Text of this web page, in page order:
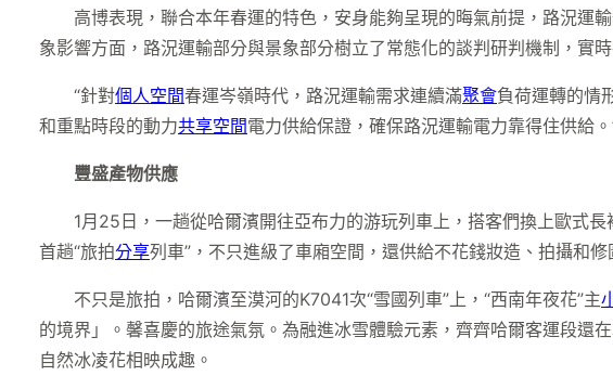
高博表現，聯合本年春運的特色，安身能夠呈現的晦氣前提，路況運
象影響方面，路況運輸部分與景象部分樹立了常態化的談判研判機制，實
“針對個人空間春運岑嶺時代，路況運輸需求連續滿聚會負荷運轉的情
和重點時段的動力共享空間電力供給保證，確保路況運輸電力靠得住供給。
豐盛產物供應
1月25日，一趟從哈爾濱開往亞布力的游玩列車上，搭客們換上歐式長
首趟“旅拍分享列車”，不只進級了車廂空間，還供給不花錢妝造、拍攝和
不只是旅拍，哈爾濱至漠河的K7041次“雪國列車”上，“西南年夜花”主
的境界」。馨喜慶的旅途氣氛。為融進冰雪體驗元素，齊齊哈爾客運段還
自然冰凌花相映成趣。